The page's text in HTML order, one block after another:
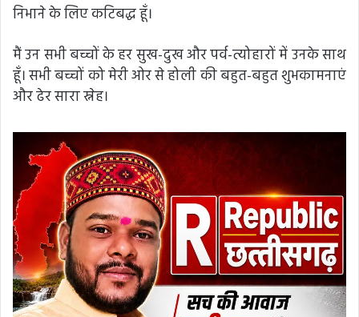
निभाने के लिए कटिबद्ध हूँ।
मैं उन सभी बच्चों के हर सुख-दुख और पर्व-त्योहारों में उनके साथ
हूँ। सभी बच्चों को मेरी ओर से होली की बहुत-बहुत शुभकामनाएं
और ढेर सारा स्नेह।